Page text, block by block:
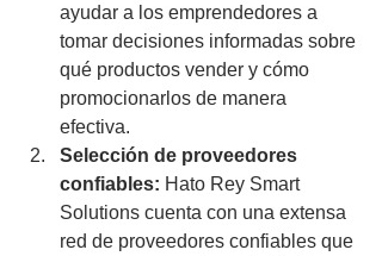
ayudar a los emprendedores a
tomar decisiones informadas sobre
qué productos vender y cómo
promocionarlos de manera
efectiva.
Selección de proveedores
confiables: Hato Rey Smart
Solutions cuenta con una extensa
red de proveedores confiables que